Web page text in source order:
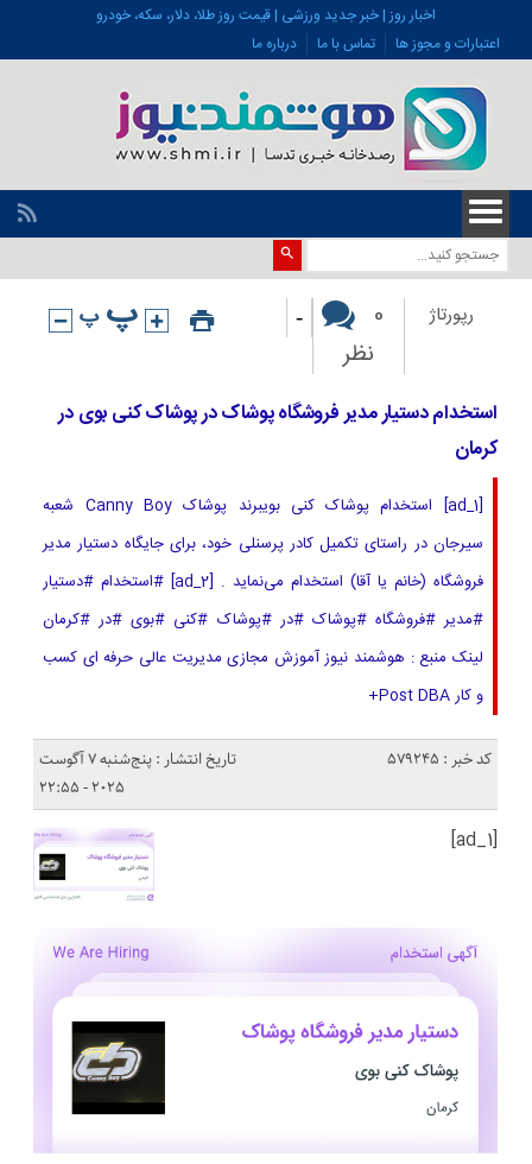
اخبار روز | خبر جدید ورزشی | قیمت روز طلا، دلار، سکه، خودرو
اعتبارات و مجوز ها
تماس با ما درباره ما
رپورتاژ
0
نظر
-
استخدام دستیار مدیر فروشگاه پوشاک در پوشاک کنی بوی در
کرمان
[ad_1] استخدام پوشاک کنی بویبرند پوشاک Canny Boy شعبه
سیرجان در راستای تکمیل کادر پرسنلی خود، برای جایگاه دستیار مدیر
فروشگاه (خانم یا آقا) استخدام می‌نماید . [ad_2] #استخدام #دستیار
#مدیر #فروشگاه #پوشاک #در #پوشاک #کنی #بوی #در #کرمان
لینک منبع : هوشمند نیوز آموزش مجازی مدیریت عالی حرفه ای کسب
و کار Post DBA+
کد خبر : 579245
تاریخ انتشار : پنج‌شنبه 7 آگوست
2025 - 22:55
[ad_1]